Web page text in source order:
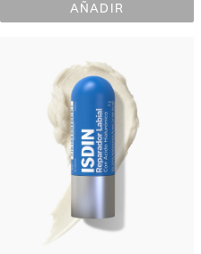
AÑADIR
ISDIN